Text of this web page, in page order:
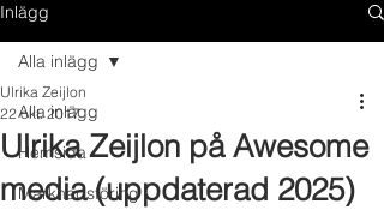
Inlägg
Alla inlägg
Hemsida
Marknadsföring
Alla inlägg
Ulrika Zeijlon på Awesome
media (uppdaterad 2025)
Ulrika Zeijlon
22 okt. 2017